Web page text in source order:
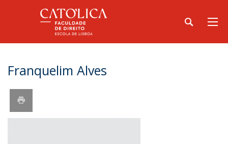
Franquelim Alves